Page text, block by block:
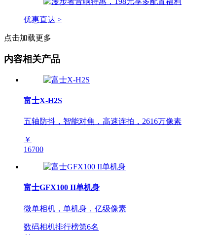
优惠直达 >
点击加载更多
内容相关产品
富士X-H2S
五轴防抖，智能对焦，高速连拍，2616万像素
￥
16700
富士GFX100 II单机身
微单相机，单机身，亿级像素
数码相机排行榜第6名